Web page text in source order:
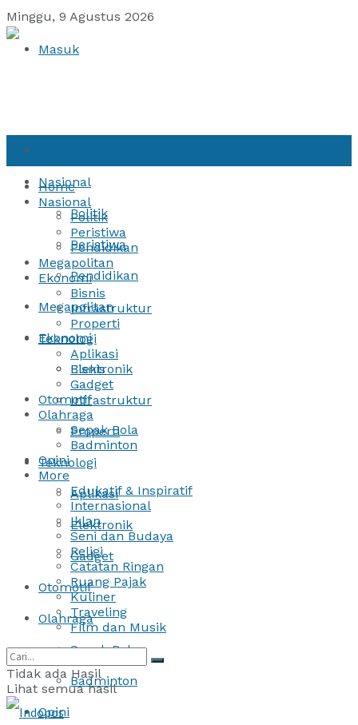
Minggu, 9 Agustus 2026
Masuk
Nasional
Politik
Peristiwa
Pendidikan
Megapolitan
Ekonomi
Bisnis
Infrastruktur
Properti
Teknologi
Aplikasi
Elektronik
Gadget
Otomotif
Olahraga
Sepak Bola
Badminton
Opini
Home
Nasional
Politik
Peristiwa
Pendidikan
Megapolitan
Ekonomi
Bisnis
Infrastruktur
Properti
Teknologi
Aplikasi
Elektronik
Gadget
Otomotif
Olahraga
Sepak Bola
Badminton
Opini
More
Edukatif & Inspiratif
Internasional
Iklan
Seni dan Budaya
Religi
Catatan Ringan
Ruang Pajak
Kuliner
Traveling
Film dan Musik
Tidak ada Hasil
Lihat semua hasil